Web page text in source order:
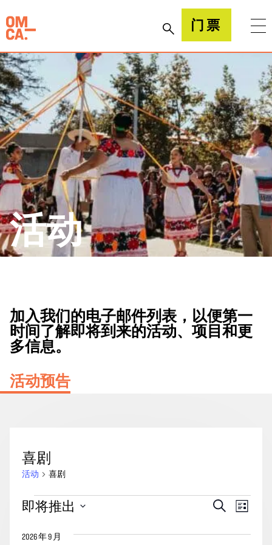
到
内
容
加州奥克兰博物馆(OMCA) 门票
活动
加入我们的电子邮件列表，以便第一
时间了解即将到来的活动、项目和更
多信息。
活动预告
喜剧
活动 喜剧
活
活
搜
搜
事
视
列
即将推出
择
2026 年 9 月